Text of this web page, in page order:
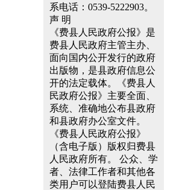
系电话：0539-5222903。
声 明
《费县人民政府公报》是
费县人民政府主管主办、
面向国内公开发行的政府
出版物，是县政府信息公
开的法定载体。《费县人
民政府公报》主要全面、
系统、准确地公布县政府
和县政府办公室文件。
《费县人民政府公报》
（含电子版）版权归费县
人民政府所有。 公众、学
者、法律工作者和其他各
类用户可以登陆费县人民